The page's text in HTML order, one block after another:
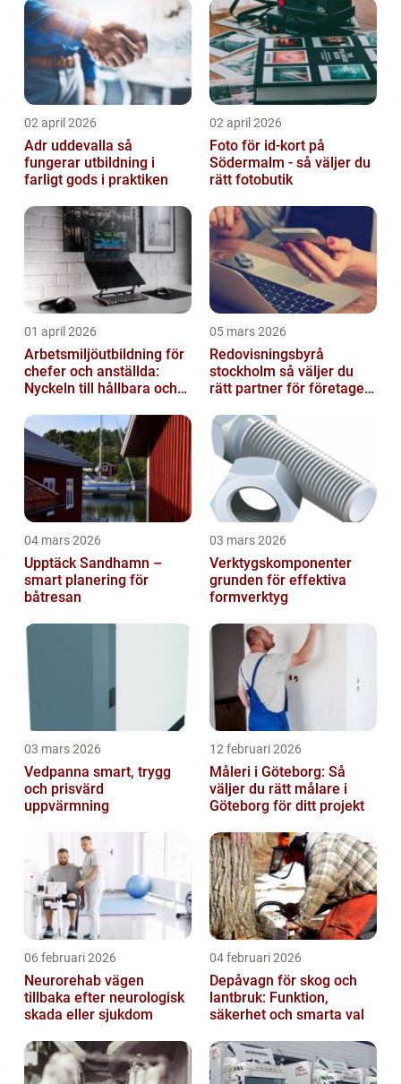
02 april 2026
Adr uddevalla så
fungerar utbildning i
farligt gods i praktiken
02 april 2026
Foto för id-kort på
Södermalm - så väljer du
rätt fotobutik
01 april 2026
Arbetsmiljöutbildning för
chefer och anställda:
Nyckeln till hållbara och
05 mars 2026
Redovisningsbyrå
stockholm så väljer du
rätt partner för företagets
04 mars 2026
Upptäck Sandhamn –
smart planering för
båtresan
03 mars 2026
Verktygskomponenter
grunden för effektiva
formverktyg
03 mars 2026
Vedpanna smart, trygg
och prisvärd
uppvärmning
12 februari 2026
Måleri i Göteborg: Så
väljer du rätt målare i
Göteborg för ditt projekt
06 februari 2026
Neurorehab vägen
tillbaka efter neurologisk
skada eller sjukdom
04 februari 2026
Depåvagn för skog och
lantbruk: Funktion,
säkerhet och smarta val